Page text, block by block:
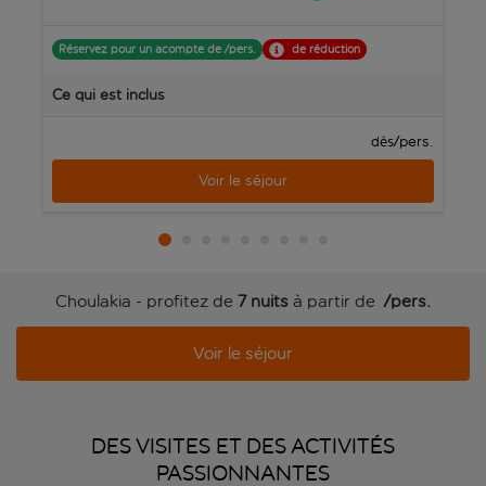
Réservez pour un acompte de /pers. de réduction
Ce qui est inclus
dès/pers.
Voir le séjour
Choulakia - profitez de 7 nuits à partir de /pers.
Voir le séjour
DES VISITES ET DES ACTIVITÉS
PASSIONNANTES